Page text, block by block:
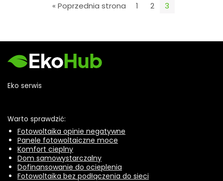
« Poprzednia strona 1 2 3
Eko serwis
Warto sprawdzić:
Fotowoltaika opinie negatywne
Panele fotowoltaiczne moce
Komfort cieplny
Dom samowystarczalny
Dofinansowanie do ocieplenia
Fotowoltaika bez podłączenia do sieci